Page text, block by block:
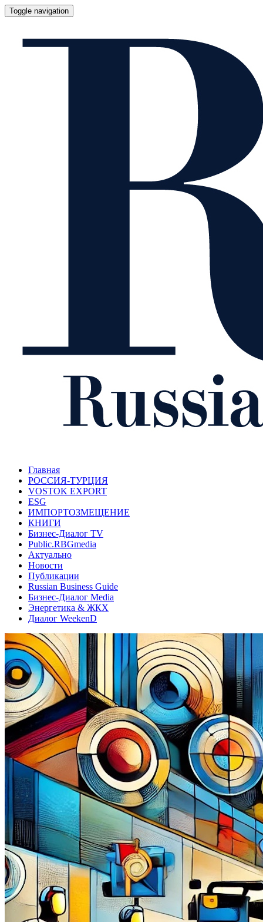
Toggle navigation
Главная
РОССИЯ-ТУРЦИЯ
VOSTOK EXPORT
ESG
ИМПОРТОЗМЕЩЕНИЕ
КНИГИ
Бизнес-Диалог TV
Public.RBGmedia
Актуально
Новости
Публикации
Russian Business Guide
Бизнес-Диалог Media
Энергетика & ЖКХ
Диалог WeekenD